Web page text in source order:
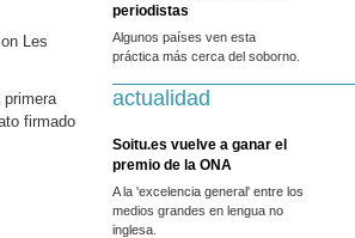
Les
primera
firmado
periodistas
Algunos países ven esta
práctica más cerca del soborno.
actualidad
Soitu.es vuelve a ganar el
premio de la ONA
A la 'excelencia general' entre los
medios grandes en lengua no
inglesa.